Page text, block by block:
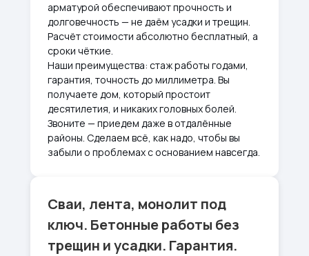
арматурой обеспечивают прочность и
долговечность — не даём усадки и трещин.
Расчёт стоимости абсолютно бесплатный, а
сроки чёткие.
Наши преимущества: стаж работы годами,
гарантия, точность до миллиметра. Вы
получаете дом, который простоит
десятилетия, и никаких головных болей.
Звоните — приедем даже в отдалённые
районы. Сделаем всё, как надо, чтобы вы
забыли о проблемах с основанием навсегда.
Сваи, лента, монолит под
ключ. Бетонные работы без
трещин и усадки. Гарантия.